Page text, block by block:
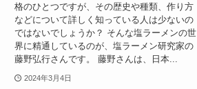
格のひとつですが、その歴史や種類、作り方
などについて詳しく知っている人は少ないの
ではないでしょうか？ そんな塩ラーメンの世
界に精通しているのが、塩ラーメン研究家の
藤野弘行さんです。 藤野さんは、日本...
2024年3月4日